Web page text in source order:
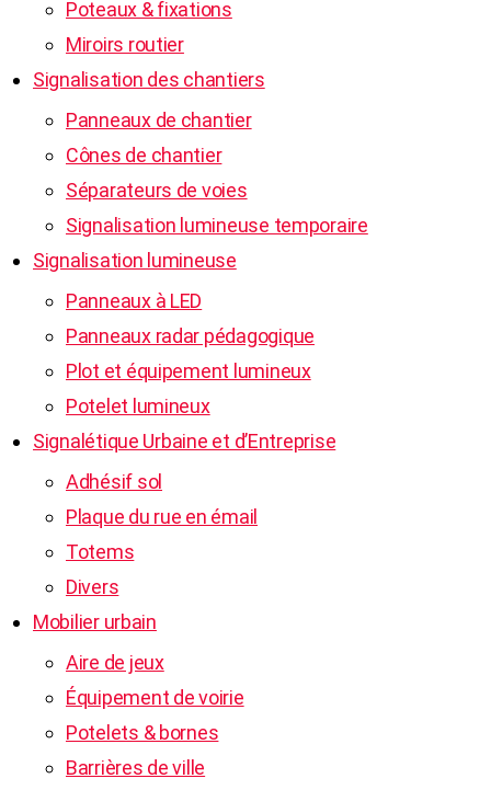
Poteaux & fixations
Miroirs routier
Signalisation des chantiers
Panneaux de chantier
Cônes de chantier
Séparateurs de voies
Signalisation lumineuse temporaire
Signalisation lumineuse
Panneaux à LED
Panneaux radar pédagogique
Plot et équipement lumineux
Potelet lumineux
Signalétique Urbaine et d’Entreprise
Adhésif sol
Plaque du rue en émail
Totems
Divers
Mobilier urbain
Aire de jeux
Équipement de voirie
Potelets & bornes
Barrières de ville